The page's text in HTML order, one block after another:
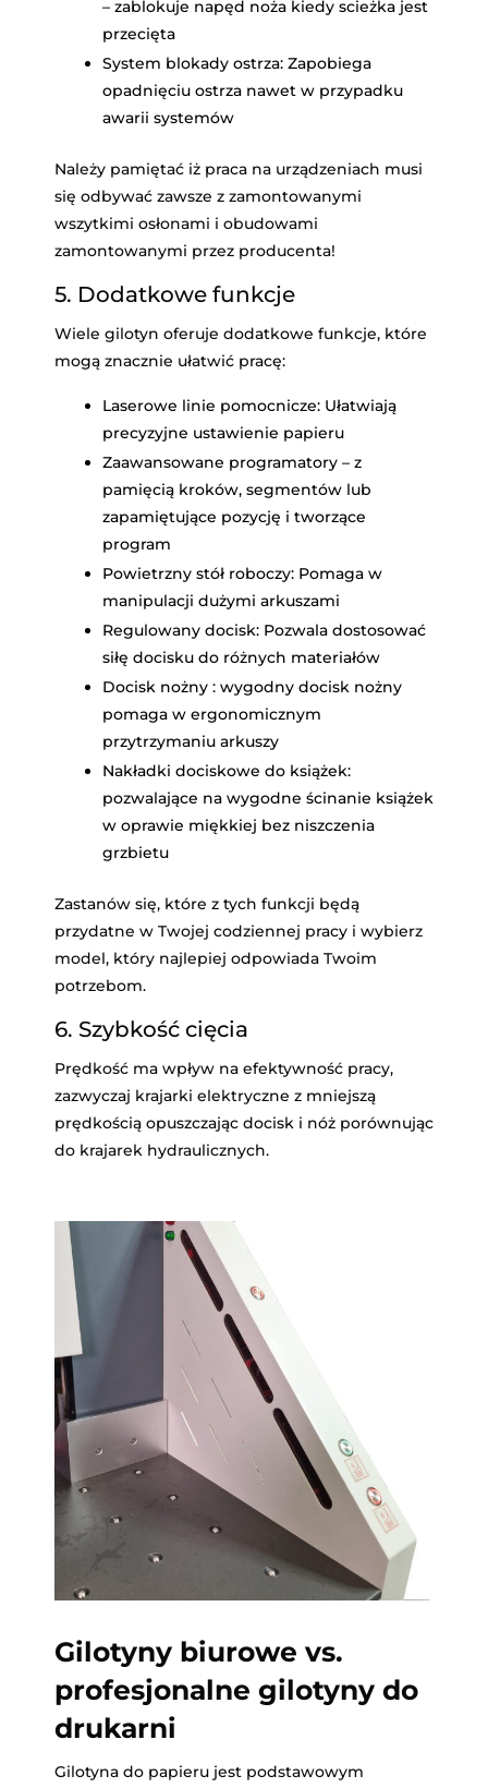
– zablokuje napęd noża kiedy scieżka jest
przecięta
System blokady ostrza: Zapobiega
opadnięciu ostrza nawet w przypadku
awarii systemów
Należy pamiętać iż praca na urządzeniach musi
się odbywać zawsze z zamontowanymi
wszytkimi osłonami i obudowami
zamontowanymi przez producenta!
5. Dodatkowe funkcje
Wiele gilotyn oferuje dodatkowe funkcje, które
mogą znacznie ułatwić pracę:
Laserowe linie pomocnicze: Ułatwiają
precyzyjne ustawienie papieru
Zaawansowane programatory – z
pamięcią kroków, segmentów lub
zapamiętujące pozycję i tworzące
program
Powietrzny stół roboczy: Pomaga w
manipulacji dużymi arkuszami
Regulowany docisk: Pozwala dostosować
siłę docisku do różnych materiałów
Docisk nożny : wygodny docisk nożny
pomaga w ergonomicznym
przytrzymaniu arkuszy
Nakładki dociskowe do książek:
pozwalające na wygodne ścinanie książek
w oprawie miękkiej bez niszczenia
grzbietu
Zastanów się, które z tych funkcji będą
przydatne w Twojej codziennej pracy i wybierz
model, który najlepiej odpowiada Twoim
potrzebom.
6. Szybkość cięcia
Prędkość ma wpływ na efektywność pracy,
zazwyczaj krajarki elektryczne z mniejszą
prędkością opuszczając docisk i nóż porównując
do krajarek hydraulicznych.
Gilotyny biurowe vs.
profesjonalne gilotyny do
drukarni
Gilotyna do papieru jest podstawowym